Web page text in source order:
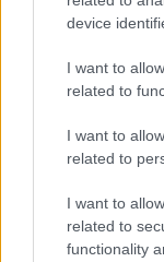
device
I want to
related to
I want to
related to
I want to
related to
functionality